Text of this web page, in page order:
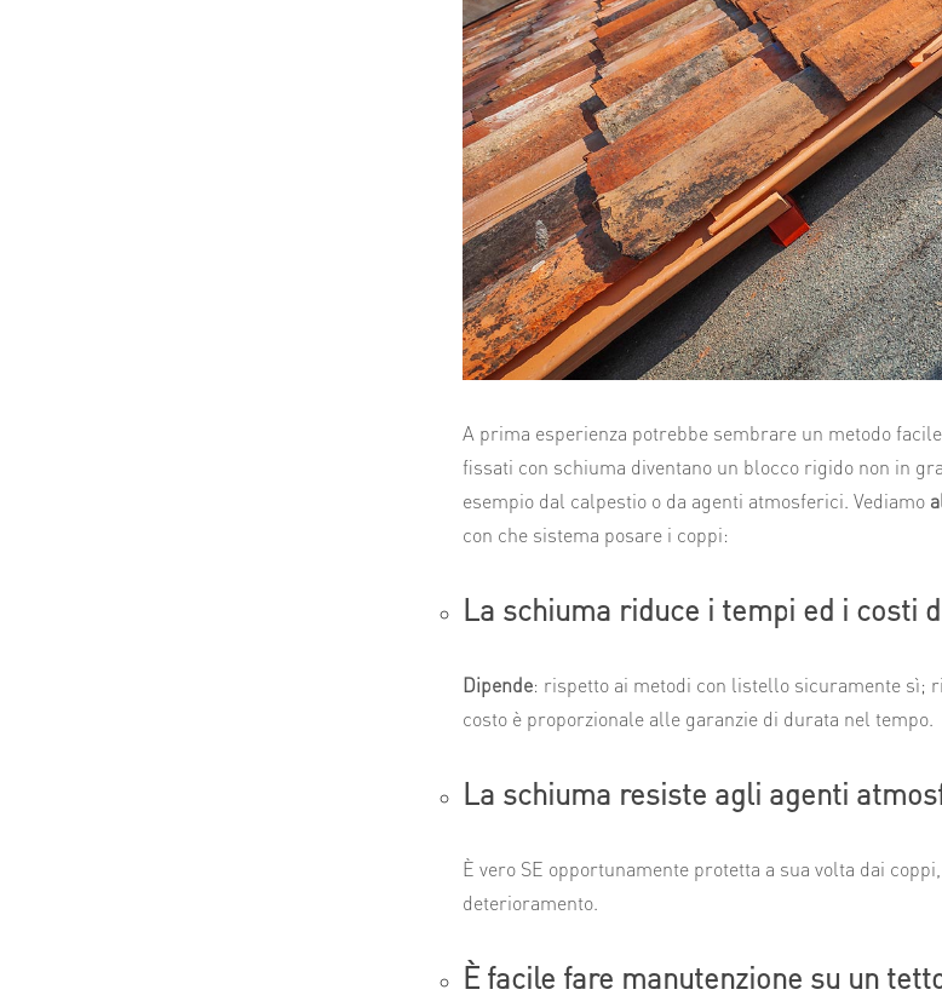
A prima esperienza potrebbe sembrare un metodo
fissati con schiuma diventano un blocco rigido non in
esempio dal calpestio o da agenti atmosferici. Vediamo
con che sistema posare i coppi:
La schiuma riduce i tempi ed i costi
Dipende: rispetto ai metodi con listello sicuramente sì;
costo è proporzionale alle garanzie di durata nel tempo.
La schiuma resiste agli agenti
È vero SE opportunamente protetta a sua volta dai coppi,
deterioramento.
È facile fare manutenzione su un